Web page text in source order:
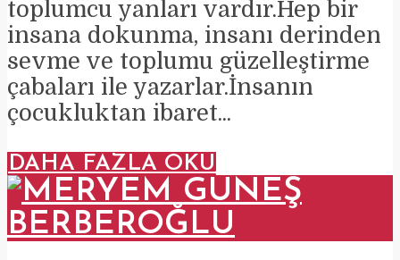
toplumcu yanları vardır.Hep bir
insana dokunma, insanı derinden
sevme ve toplumu güzelleştirme
çabaları ile yazarlar.İnsanın
çocukluktan ibaret...
DAHA FAZLA OKU